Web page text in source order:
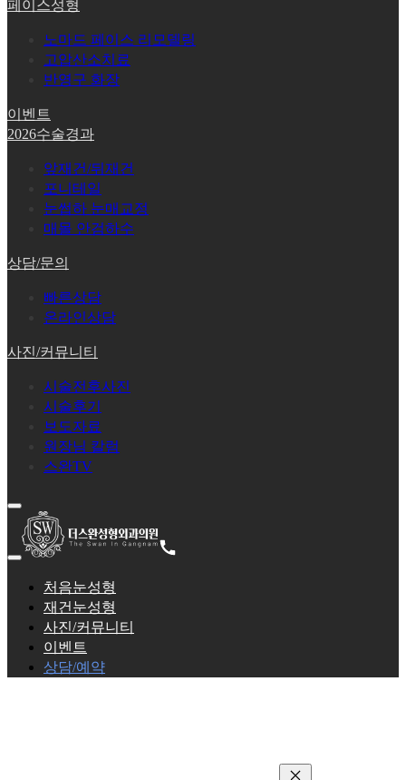
페이스성형
노마드 페이스 리모델링
고압산소치료
반영구 화장
이벤트
2026수술경과
앞재건/뒤재건
포니테일
눈썹하 눈매교정
매몰 안검하수
상담/문의
빠른상담
온라인상담
사진/커뮤니티
시술전후사진
시술후기
보도자료
원장님 칼럼
스완TV
처음눈성형
재건눈성형
사진/커뮤니티
이벤트
상담/예약